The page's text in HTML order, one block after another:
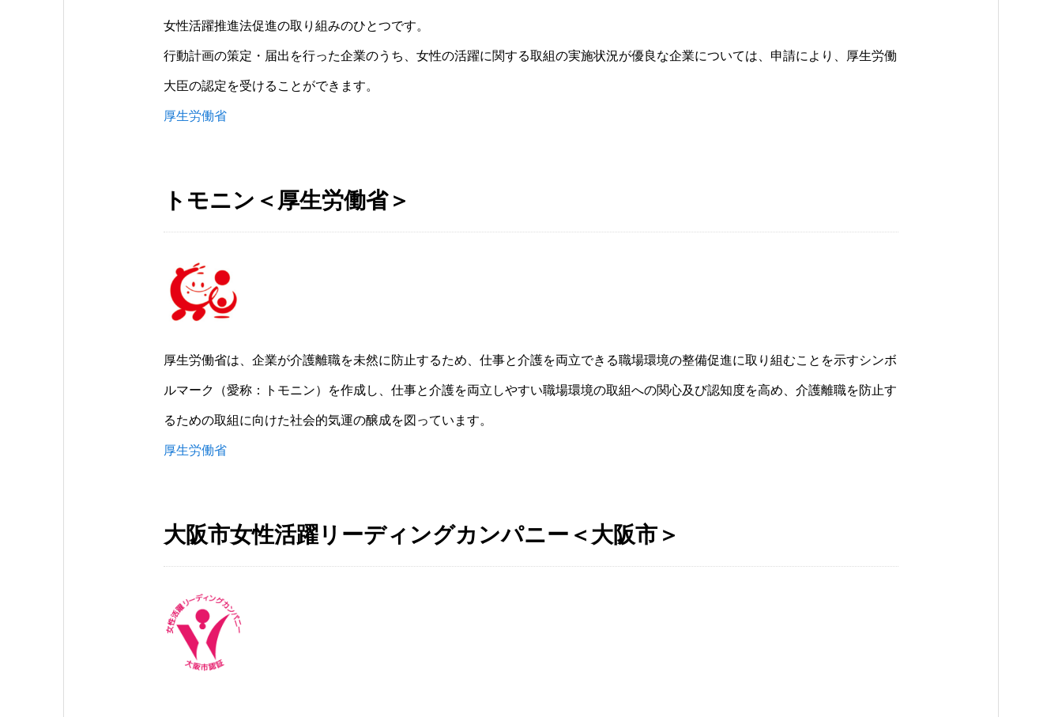
女性活躍推進法促進の取り組みのひとつです。
行動計画の策定・届出を行った企業のうち、女性の活躍に関する取組の実施状況が優良な企業については、申請により、厚生労働
大臣の認定を受けることができます。
厚生労働省
トモニン＜厚生労働省＞
厚生労働省は、企業が介護離職を未然に防止するため、仕事と介護を両立できる職場環境の整備促進に取り組むことを示すシンボ
ルマーク（愛称：トモニン）を作成し、仕事と介護を両立しやすい職場環境の取組への関心及び認知度を高め、介護離職を防止す
るための取組に向けた社会的気運の醸成を図っています。
厚生労働省
大阪市女性活躍リーディングカンパニー＜大阪市＞